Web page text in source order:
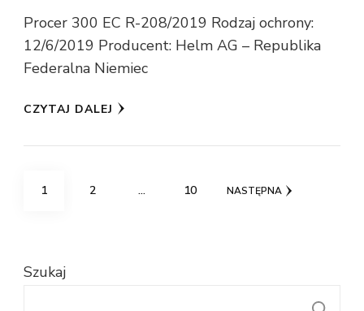
Procer 300 EC R-208/2019 Rodzaj ochrony:
12/6/2019 Producent: Helm AG – Republika
Federalna Niemiec
CZYTAJ DALEJ
Stronicowanie
STRONA
1 STRONA
2 … STRONA
10 NASTĘPNA
Szukaj